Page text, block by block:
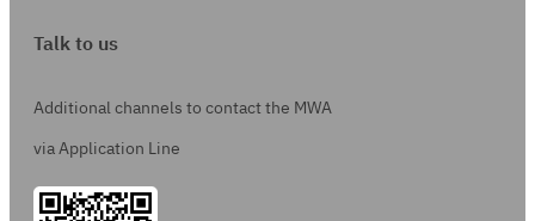
Talk to us
Additional channels to contact the MWA
via Application Line